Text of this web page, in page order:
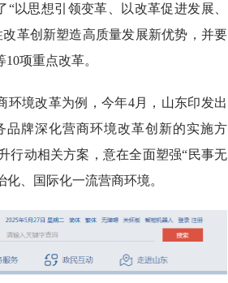
以思想引领变革、以改革促进发展、
革创新塑造高质量发展新优势，并要
项重点改革。
境改革为例，今年4月，山东印发出
品牌深化营商环境改革创新的实施方
行动相关方案，意在全面塑强“民事无
、国际化一流营商环境。